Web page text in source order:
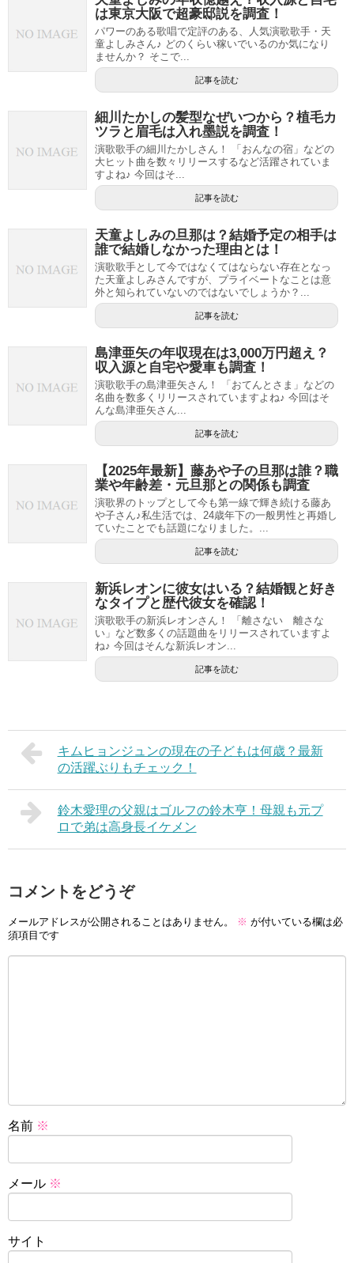
は東京大阪で超豪邸説を調査！
パワーのある歌唱で定評のある、人気演歌歌手・天
童よしみさん♪ どのくらい稼いでいるのか気になり
ませんか？ そこで...
記事を読む
細川たかしの髪型なぜいつから？植毛カ
ツラと眉毛は入れ墨説を調査！
演歌歌手の細川たかしさん！ 「おんなの宿」などの
大ヒット曲を数々リリースするなど活躍されていま
すよね♪ 今回はそ...
記事を読む
天童よしみの旦那は？結婚予定の相手は
誰で結婚しなかった理由とは！
演歌歌手として今ではなくてはならない存在となっ
た天童よしみさんですが、プライベートなことは意
外と知られていないのではないでしょうか？...
記事を読む
島津亜矢の年収現在は3,000万円超え？
収入源と自宅や愛車も調査！
演歌歌手の島津亜矢さん！ 「おてんとさま」などの
名曲を数多くリリースされていますよね♪ 今回はそ
んな島津亜矢さん...
記事を読む
【2025年最新】藤あや子の旦那は誰？職
業や年齢差・元旦那との関係も調査
演歌界のトップとして今も第一線で輝き続ける藤あ
や子さん♪私生活では、24歳年下の一般男性と再婚し
ていたことでも話題になりました。...
記事を読む
新浜レオンに彼女はいる？結婚観と好き
なタイプと歴代彼女を確認！
演歌歌手の新浜レオンさん！ 「離さない 離さな
い」など数多くの話題曲をリリースされていますよ
ね♪ 今回はそんな新浜レオン...
記事を読む
キムヒョンジュンの現在の子どもは何歳？最新
の活躍ぶりもチェック！
鈴木愛理の父親はゴルフの鈴木亨！母親も元プ
ロで弟は高身長イケメン
コメントをどうぞ
メールアドレスが公開されることはありません。 ※ が付いている欄は必
須項目です
名前 ※
メール ※
サイト